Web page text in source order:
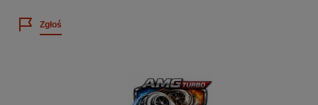
Pasuje do:
Zgłoś